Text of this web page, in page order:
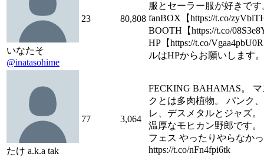
いなたそ
@inatasohime
23 80,808
服とセーラー服が好きです
fanBOX【https://t.co/
BOOTH【https://t.co/
HP【https://t.co/
ルはHPからお願いします。
たけ a.k.a tak
77 3,064
FECKING BAHAMAS。
クとは多肉植物。 パンク
レ、デスメタルとジャズ。
温厚なモヒカン野郎です。
フェス やったりやらなか
https://t.co/nFn4fpi6tk